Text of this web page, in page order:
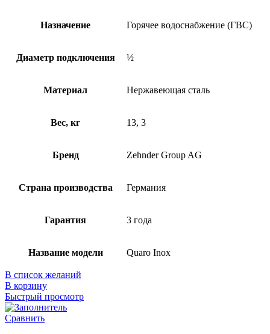
Назначение Горячее водоснабжение (ГВС)
Диаметр подключения ½
Материал Нержавеющая сталь
Вес, кг 13, 3
Бренд Zehnder Group AG
Страна производства Германия
Гарантия 3 года
Название модели Quaro Inox
В список желаний
В корзину
Быстрый просмотр
Сравнить